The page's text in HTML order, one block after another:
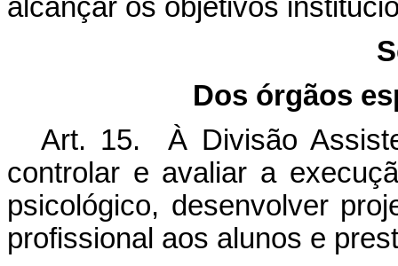
alcançar os objetivos
Dos órgãos
Art. 15. À Divisão
controlar e avaliar a
psicológico, desenvolver
profissional aos alunos e